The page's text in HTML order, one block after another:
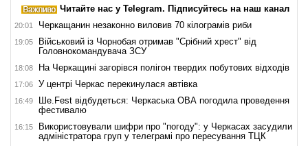
Читайте нас у Telegram. Підписуйтесь на наш канал
20:01 Черкащанин незаконно виловив 70 кілограмів риби
19:05
Військовий із Чорнобая отримав "Срібний хрест" від
Головнокомандувача ЗСУ
18:08 На Черкащині загорівся полігон твердих побутових відходів
17:06 У центрі Черкас перекинулася автівка
16:49
Ше.Fest відбудеться: Черкаська ОВА погодила проведення
фестивалю
16:15
Використовували шифри про "погоду": у Черкасах засудили
адміністратора груп у телеграмі про пересування ТЦК